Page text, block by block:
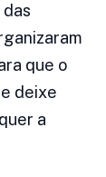
que o
deixe
a